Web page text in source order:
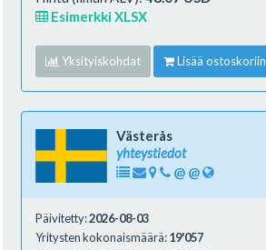
Esimerkki XLSX
Yksityiskohdat Lisää ostoskoriin
Västerås
yhteystiedot
@ @
Päivitetty:2026-08-03
Yritysten kokonaismäärä:19'057